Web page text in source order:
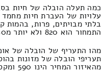
כמה תעלה הובלה של חיות
עלויות של העברת חיות מחמד
בלתי מבויתים, פרות, בהמות
התמחור הוא 820 ולא יותר מ450 שקל חדש.
מהו התעריף של הובלה של
תעריפי הובלה של מזונות
מהאיזור המחיר הינו 590 ומקסימום 240 שקל.